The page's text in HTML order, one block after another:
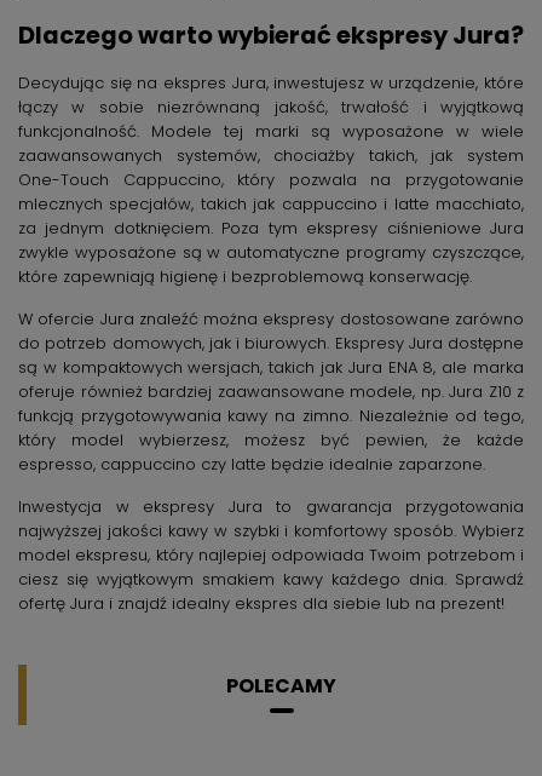
Dlaczego warto wybierać ekspresy Jura?
Decydując się na ekspres Jura, inwestujesz w urządzenie, które
łączy w sobie niezrównaną jakość, trwałość i wyjątkową
funkcjonalność. Modele tej marki są wyposażone w wiele
zaawansowanych systemów, chociażby takich, jak system
One-Touch Cappuccino, który pozwala na przygotowanie
mlecznych specjałów, takich jak cappuccino i latte macchiato,
za jednym dotknięciem. Poza tym ekspresy ciśnieniowe Jura
zwykle wyposażone są w automatyczne programy czyszczące,
które zapewniają higienę i bezproblemową konserwację.
W ofercie Jura znaleźć można ekspresy dostosowane zarówno
do potrzeb domowych, jak i biurowych. Ekspresy Jura dostępne
są w kompaktowych wersjach, takich jak Jura ENA 8, ale marka
oferuje również bardziej zaawansowane modele, np. Jura Z10 z
funkcją przygotowywania kawy na zimno. Niezależnie od tego,
który model wybierzesz, możesz być pewien, że każde
espresso, cappuccino czy latte będzie idealnie zaparzone.
Inwestycja w ekspresy Jura to gwarancja przygotowania
najwyższej jakości kawy w szybki i komfortowy sposób. Wybierz
model ekspresu, który najlepiej odpowiada Twoim potrzebom i
ciesz się wyjątkowym smakiem kawy każdego dnia. Sprawdź
ofertę Jura i znajdź idealny ekspres dla siebie lub na prezent!
POLECAMY